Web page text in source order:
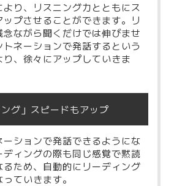
より、リスニング力とともにス
プさせることができます。リ
念ながら聞くだけでは伸びませ
ネーションで発話するという
、徐々にアップしていきま
グ」スピードもアップ
ションで発話できるようにな
ディングの際も同じ感覚で黙読
ため、自動的にリーディング
ていきます。